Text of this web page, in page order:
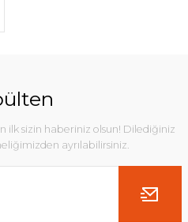
ilk sizin haberiniz olsun! Dilediğiniz
ayrılabilirsiniz.